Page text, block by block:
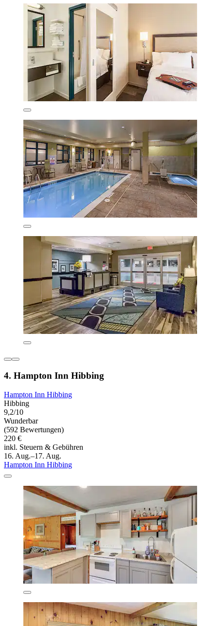
4. Hampton Inn Hibbing
Hampton Inn Hibbing
Hibbing
9,2/10
Wunderbar
(592 Bewertungen)
220 €
inkl. Steuern & Gebühren
16. Aug.–17. Aug.
Hampton Inn Hibbing